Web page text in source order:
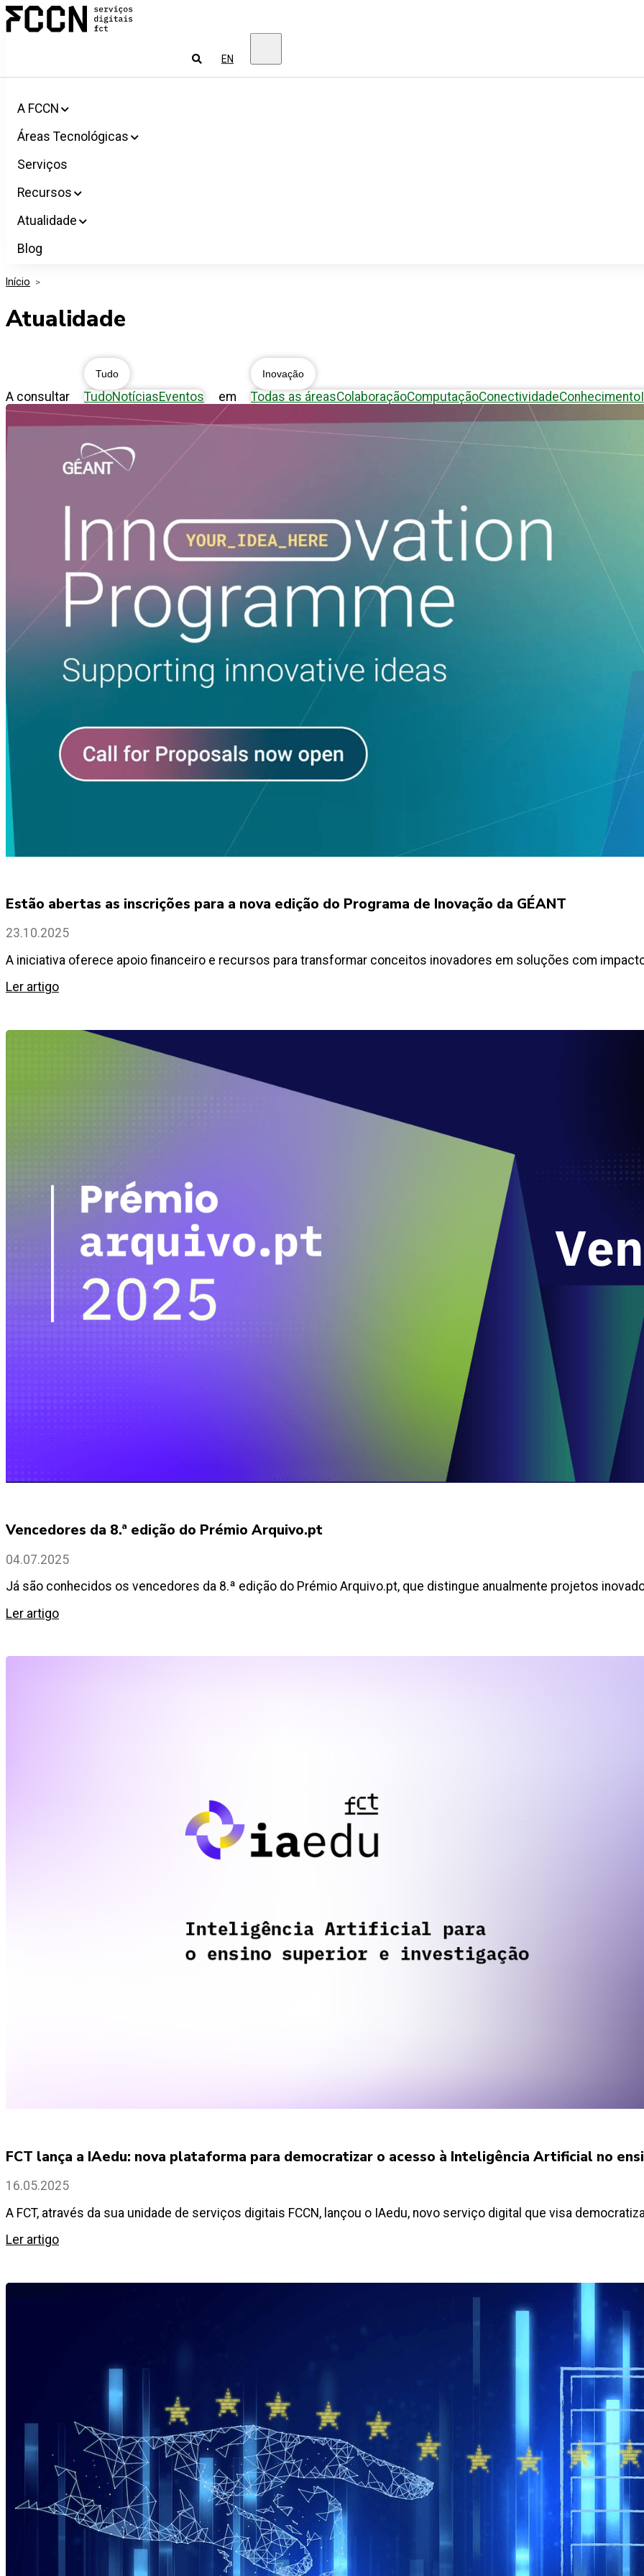
Salta
para
Pesquisar
EN
A FCCN
Áreas Tecnológicas
Serviços
Recursos
Atualidade
Blog
Início >
Atualidade
A consultar
Tudo
TudoNotíciasEventos em
Inovação
Todas as áreasColaboraçãoComputaçãoConectividadeConhecimento
Estão abertas as inscrições para a nova edição do Programa de Inovação da GÉANT
23.10.2025
A iniciativa oferece apoio financeiro e recursos para transformar conceitos inovadores em soluções com
Ler artigo
Vencedores da 8.ª edição do Prémio Arquivo.pt
04.07.2025
Já são conhecidos os vencedores da 8.ª edição do Prémio Arquivo.pt, que distingue anualmente projetos
Ler artigo
FCT lança a IAedu: nova plataforma para democratizar o acesso à Inteligência Artificial no
16.05.2025
A FCT, através da sua unidade de serviços digitais FCCN, lançou o IAedu, novo serviço digital que visa
Ler artigo